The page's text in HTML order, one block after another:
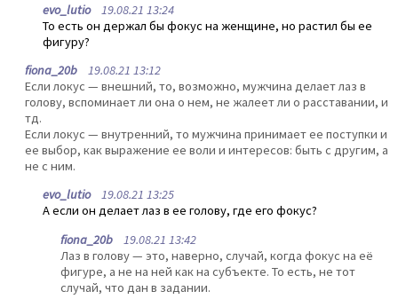
evo_lutio19.08.21 13:24
То есть он держал бы фокус на женщине, но растил бы ее
фигуру?
fiona_20b 19.08.21 13:12
Если локус — внешний, то, возможно, мужчина делает лаз в
голову, вспоминает ли она о нем, не жалеет ли о расставании, и
тд.
Если локус — внутренний, то мужчина принимает ее поступки и
ее выбор, как выражение ее воли и интересов: быть с другим, а
не с ним.
evo_lutio19.08.21 13:25
А если он делает лаз в ее голову, где его фокус?
fiona_20b 19.08.21 13:42
Лаз в голову — это, наверно, случай, когда фокус на её
фигуре, а не на ней как на субъекте. То есть, не тот
случай, что дан в задании.